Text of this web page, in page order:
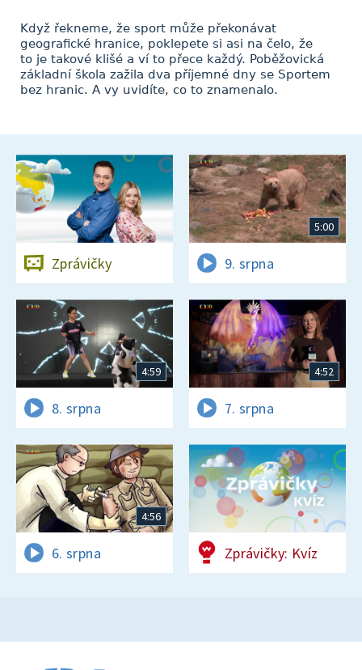
Když řekneme, že sport může překonávat
geografické hranice, poklepete si asi na čelo, že
to je takové klišé a ví to přece každý. Poběžovická
základní škola zažila dva příjemné dny se Sportem
bez hranic. A vy uvidíte, co to znamenalo.
Zprávičky
5:00
9. srpna
4:59
8. srpna
4:52
7. srpna
4:56
6. srpna Zprávičky: Kvíz